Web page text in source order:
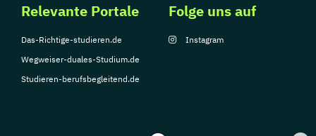
Relevante Portale
Das-Richtige-studieren.de
Wegweiser-duales-Studium.de
Studieren-berufsbegleitend.de
Folge uns auf
Instagram